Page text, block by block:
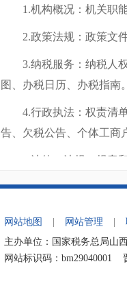
1.机构概况：机关职能
2.政策法规：政策文件
3.纳税服务：纳税人权
图、办税日历、办税指南。
4.行政执法：权责清单
告、欠税公告、个体工商
5.法律、法规、规章和
（二）主动公开的方
本机关以国家税务总局
（http://
报刊、广播、电视、年鉴
网站地图 网站管理
主办单位：国家税务总局
网站标识码：bm29040001